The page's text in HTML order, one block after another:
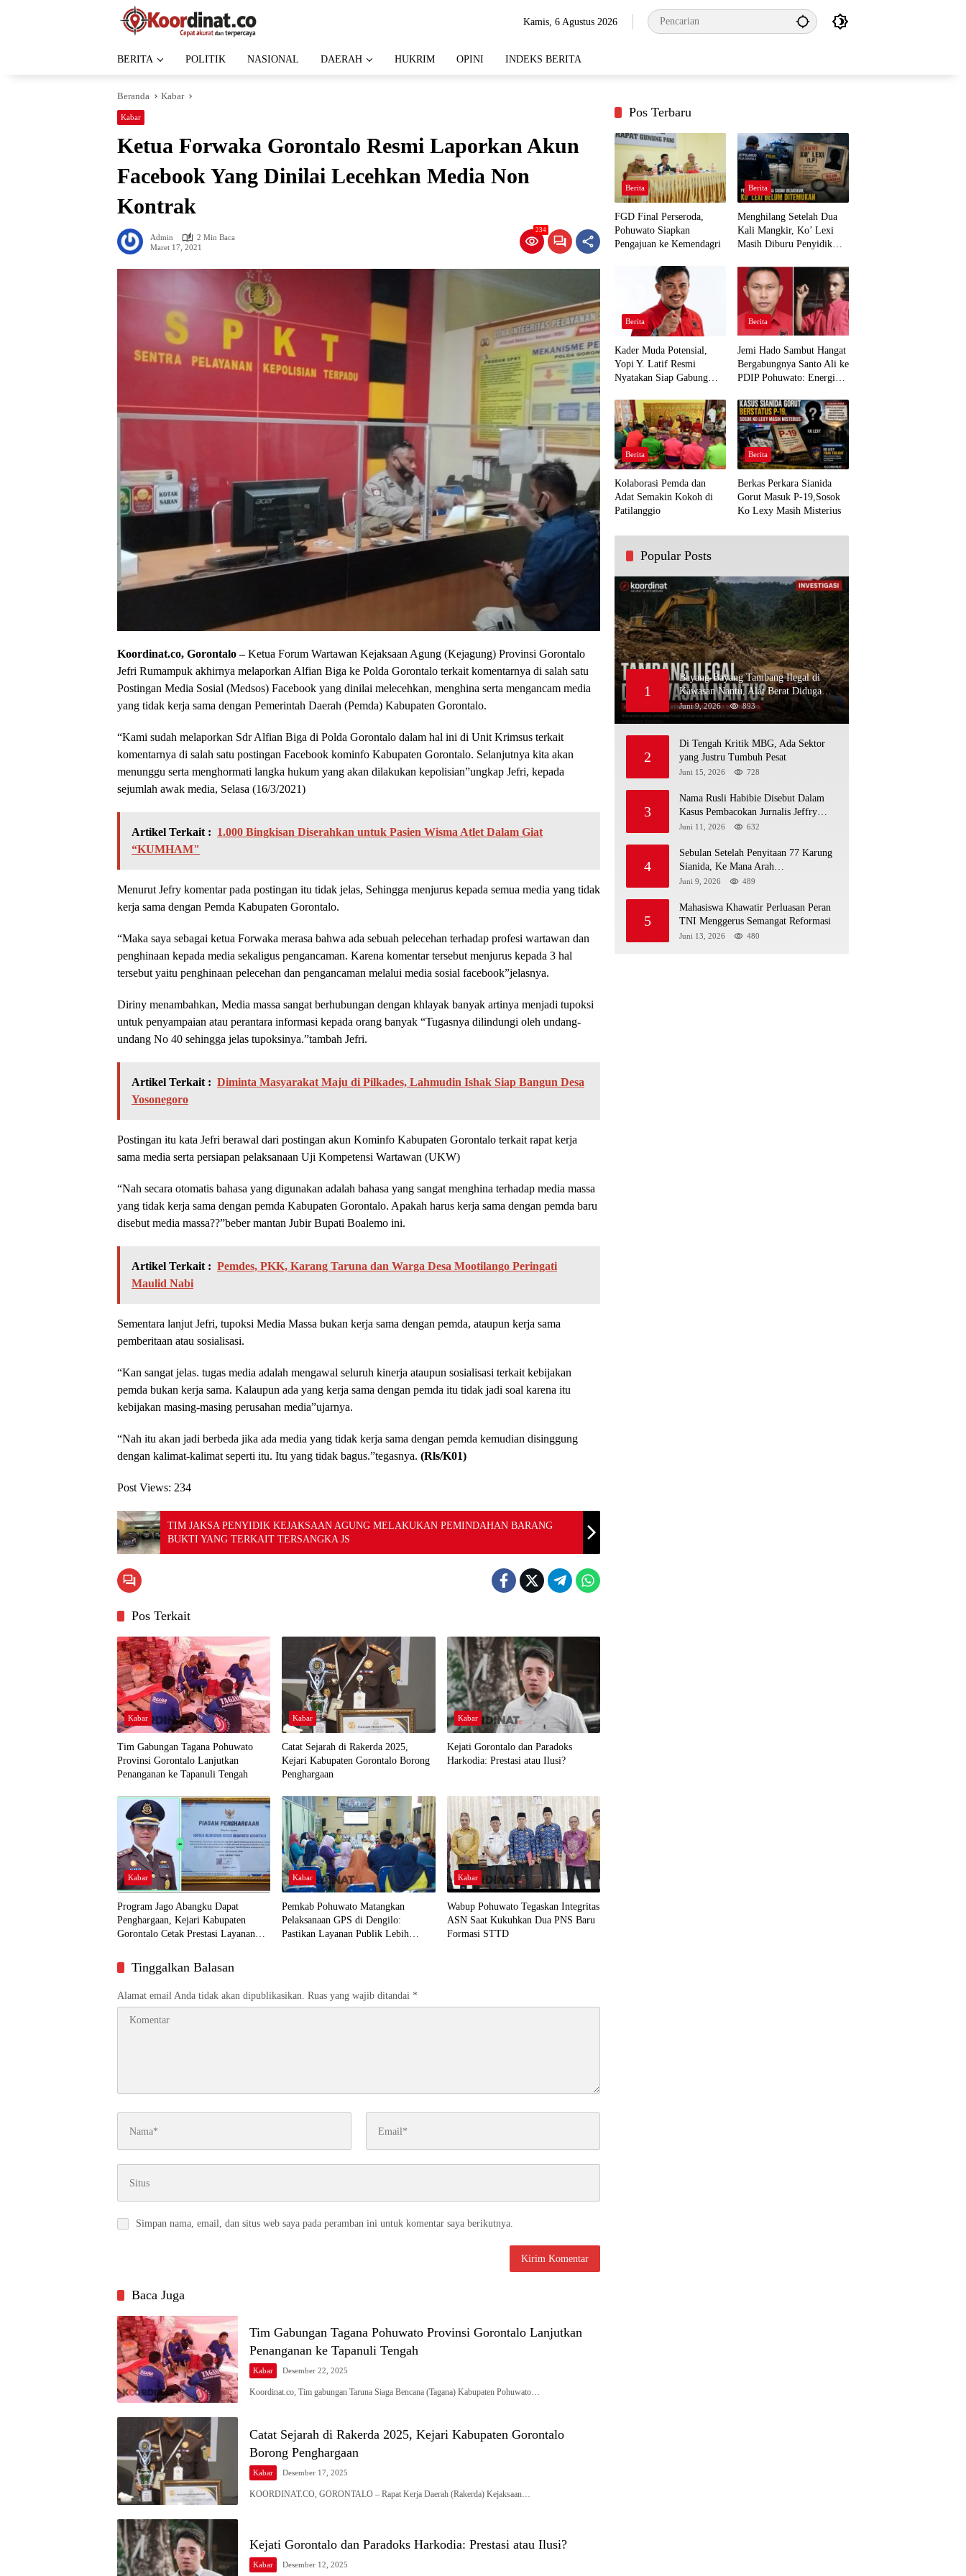
Kamis, 6 Agustus 2026
BERITA POLITIK NASIONAL DAERAH HUKRIM OPINI INDEKS BERITA
Beranda Kabar
Kabar
Ketua Forwaka Gorontalo Resmi Laporkan Akun
Facebook Yang Dinilai Lecehkan Media Non
Kontrak
Admin
2 Min Baca
Maret 17, 2021
234
Koordinat.co, Gorontalo –Ketua Forum Wartawan Kejaksaan Agung (Kejagung) Provinsi Gorontalo
Jefri Rumampuk akhirnya melaporkan Alfian Biga ke Polda Gorontalo terkait komentarnya di salah satu
Postingan Media Sosial (Medsos) Facebook yang dinilai melecehkan, menghina serta mengancam media
yang tidak kerja sama dengan Pemerintah Daerah (Pemda) Kabupaten Gorontalo.
“Kami sudah melaporkan Sdr Alfian Biga di Polda Gorontalo dalam hal ini di Unit Krimsus terkait
komentarnya di salah satu postingan Facebook kominfo Kabupaten Gorontalo. Selanjutnya kita akan
menunggu serta menghormati langka hukum yang akan dilakukan kepolisian”ungkap Jefri, kepada
sejumlah awak media, Selasa (16/3/2021)
Artikel Terkait : 1.000 Bingkisan Diserahkan untuk Pasien Wisma Atlet Dalam Giat
“KUMHAM"
Menurut Jefry komentar pada postingan itu tidak jelas, Sehingga menjurus kepada semua media yang tidak
kerja sama dengan Pemda Kabupaten Gorontalo.
“Maka saya sebagai ketua Forwaka merasa bahwa ada sebuah pelecehan terhadap profesi wartawan dan
penghinaan kepada media sekaligus pengancaman. Karena komentar tersebut menjurus kepada 3 hal
tersebut yaitu penghinaan pelecehan dan pengancaman melalui media sosial facebook”jelasnya.
Diriny menambahkan, Media massa sangat berhubungan dengan khlayak banyak artinya menjadi tupoksi
untuk penyampaian atau perantara informasi kepada orang banyak “Tugasnya dilindungi oleh undang-
undang No 40 sehingga jelas tupoksinya.”tambah Jefri.
Artikel Terkait : Diminta Masyarakat Maju di Pilkades, Lahmudin Ishak Siap Bangun Desa
Yosonegoro
Postingan itu kata Jefri berawal dari postingan akun Kominfo Kabupaten Gorontalo terkait rapat kerja
sama media serta persiapan pelaksanaan Uji Kompetensi Wartawan (UKW)
“Nah secara otomatis bahasa yang digunakan adalah bahasa yang sangat menghina terhadap media massa
yang tidak kerja sama dengan pemda Kabupaten Gorontalo. Apakah harus kerja sama dengan pemda baru
disebut media massa??”beber mantan Jubir Bupati Boalemo ini.
Artikel Terkait : Pemdes, PKK, Karang Taruna dan Warga Desa Mootilango Peringati
Maulid Nabi
Sementara lanjut Jefri, tupoksi Media Massa bukan kerja sama dengan pemda, ataupun kerja sama
pemberitaan atau sosialisasi.
“Kan sangat jelas. tugas media adalah mengawal seluruh kinerja ataupun sosialisasi terkait kebijakan
pemda bukan kerja sama. Kalaupun ada yang kerja sama dengan pemda itu tidak jadi soal karena itu
kebijakan masing-masing perusahan media”ujarnya.
“Nah itu akan jadi berbeda jika ada media yang tidak kerja sama dengan pemda kemudian disinggung
dengan kalimat-kalimat seperti itu. Itu yang tidak bagus.”tegasnya. (Rls/K01)
Post Views: 234
TIM JAKSA PENYIDIK KEJAKSAAN AGUNG MELAKUKAN PEMINDAHAN BARANG
BUKTI YANG TERKAIT TERSANGKA JS
Pos Terkait
Kabar
Tim Gabungan Tagana Pohuwato
Provinsi Gorontalo Lanjutkan
Penanganan ke Tapanuli Tengah
Kabar
Catat Sejarah di Rakerda 2025,
Kejari Kabupaten Gorontalo Borong
Penghargaan
Kabar
Kejati Gorontalo dan Paradoks
Harkodia: Prestasi atau Ilusi?
Kabar
Program Jago Abangku Dapat
Penghargaan, Kejari Kabupaten
Gorontalo Cetak Prestasi Layanan
Kabar
Pemkab Pohuwato Matangkan
Pelaksanaan GPS di Dengilo:
Pastikan Layanan Publik Lebih
Kabar
Wabup Pohuwato Tegaskan Integritas
ASN Saat Kukuhkan Dua PNS Baru
Formasi STTD
Tinggalkan Balasan
Alamat email Anda tidak akan dipublikasikan. Ruas yang wajib ditandai *
Simpan nama, email, dan situs web saya pada peramban ini untuk komentar saya berikutnya.
Baca Juga
Tim Gabungan Tagana Pohuwato Provinsi Gorontalo Lanjutkan
Penanganan ke Tapanuli Tengah
Kabar Desember 22, 2025
Koordinat.co, Tim gabungan Taruna Siaga Bencana (Tagana) Kabupaten Pohuwato…
Catat Sejarah di Rakerda 2025, Kejari Kabupaten Gorontalo
Borong Penghargaan
Kabar Desember 17, 2025
KOORDINAT.CO, GORONTALO – Rapat Kerja Daerah (Rakerda) Kejaksaan…
Kejati Gorontalo dan Paradoks Harkodia: Prestasi atau Ilusi?
Kabar Desember 12, 2025
Pos Terbaru
Berita
FGD Final Perseroda,
Pohuwato Siapkan
Pengajuan ke Kemendagri
Berita
Menghilang Setelah Dua
Kali Mangkir, Ko’ Lexi
Masih Diburu Penyidik
Berita
Kader Muda Potensial,
Yopi Y. Latif Resmi
Nyatakan Siap Gabung
Demi Kawal Aspirasi Bumi
Panua
Berita
Jemi Hado Sambut Hangat
Bergabungnya Santo Ali ke
PDIP Pohuwato: Energi
Rakyat
Berita
Kolaborasi Pemda dan
Adat Semakin Kokoh di
Patilanggio
Berita
Berkas Perkara Sianida
Gorut Masuk P-19,Sosok
Ko Lexy Masih Misterius
Popular Posts
1
Bayang-Bayang Tambang Ilegal di
Kawasan Nantu, Alat Berat Diduga
Kembali Menembus Hutan Sapa
Juni 9, 2026 893
2
Di Tengah Kritik MBG, Ada Sektor
yang Justru Tumbuh Pesat
Juni 15, 2026 728
3
Nama Rusli Habibie Disebut Dalam
Kasus Pembacokan Jurnalis Jeffry
Rumampuk
Juni 11, 2026 632
4
Sebulan Setelah Penyitaan 77 Karung
Sianida, Ke Mana Arah
Penyidikannya?
Juni 9, 2026 489
5
Mahasiswa Khawatir Perluasan Peran
TNI Menggerus Semangat Reformasi
Juni 13, 2026 480